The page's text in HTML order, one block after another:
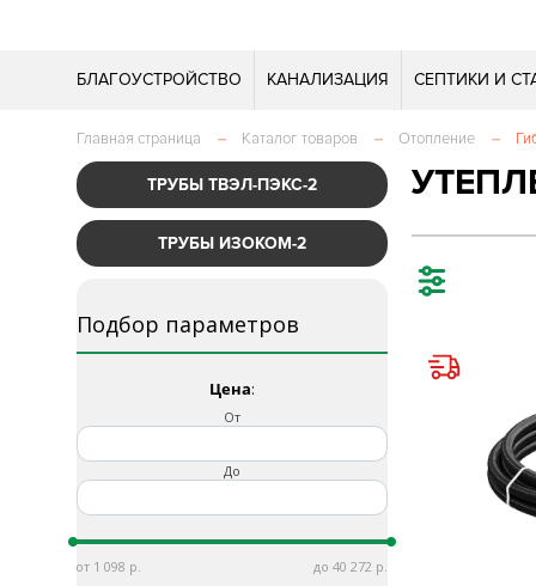
БЛАГОУСТРОЙСТВО КАНАЛИЗАЦИЯ СЕПТИКИ И
Главная страница – Каталог товаров – Отопление –
ТРУБЫ ТВЭЛ-ПЭКС-2
ТРУБЫ ИЗОКОМ-2
Подбор параметров
Цена:
От
До
1 098 40 272